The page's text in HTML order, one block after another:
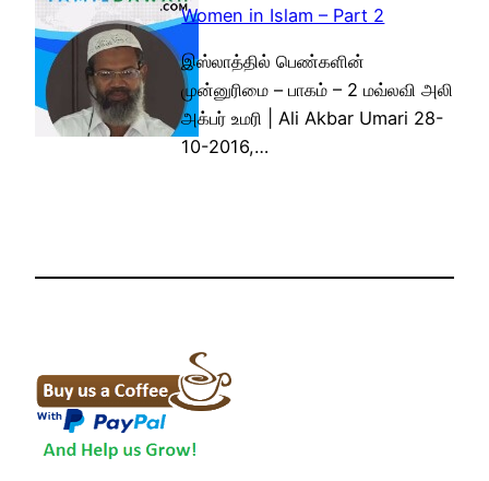
Women in Islam – Part 2
இஸ்லாத்தில் பெண்களின்
முன்னுரிமை – பாகம் – 2 மவ்லவி அலி
அக்பர் உமரி | Ali Akbar Umari 28-
10-2016,…